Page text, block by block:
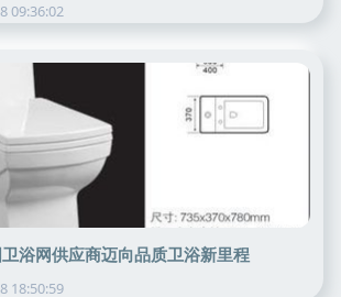
09:36:02
浴网供应商迈向品质卫浴新里程
18:50:59